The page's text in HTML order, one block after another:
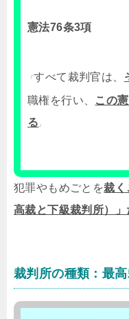
憲法76条3項
「 すべて裁判官は、
職権を行い、 この
る 」
犯罪やもめごとを裁く
高裁と下級裁判所）」
裁判所の種類：最